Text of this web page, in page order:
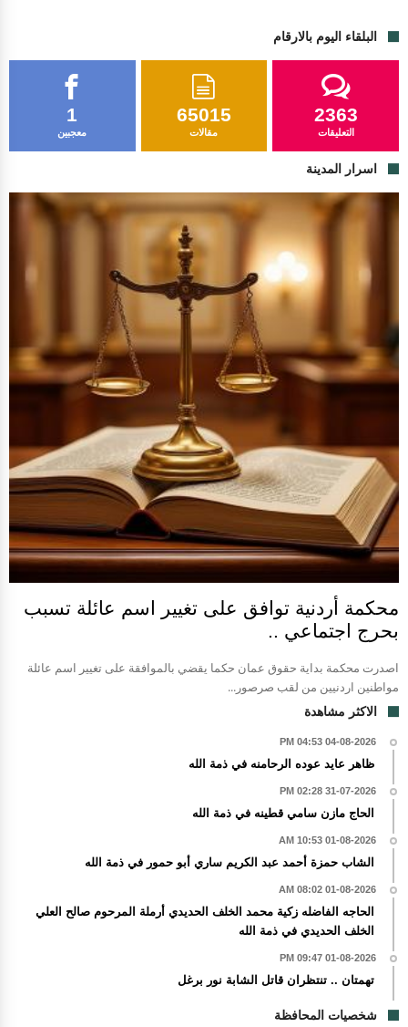
البلقاء اليوم بالارقام
1
معجبين
65015
مقالات
2363
التعليقات
اسرار المدينة
محكمة أردنية توافق على تغيير اسم عائلة تسبب
بحرج اجتماعي ..
اصدرت محكمة بداية حقوق عمان حكما يقضي بالموافقة على تغيير اسم عائلة
مواطنين اردنيين من لقب صرصور...
الاكثر مشاهدة
04-08-2026 04:53 PM
ظاهر عايد عوده الرحامنه في ذمة الله
31-07-2026 02:28 PM
الحاج مازن سامي قطينه في ذمة الله
01-08-2026 10:53 AM
الشاب حمزة أحمد عبد الكريم ساري أبو حمور في ذمة الله
01-08-2026 08:02 AM
الحاجه الفاضله زكية محمد الخلف الحديدي أرملة المرحوم صالح العلي
الخلف الحديدي في ذمة الله
01-08-2026 09:47 PM
تهمتان .. تنتظران قاتل الشابة نور برغل
شخصيات المحافظة